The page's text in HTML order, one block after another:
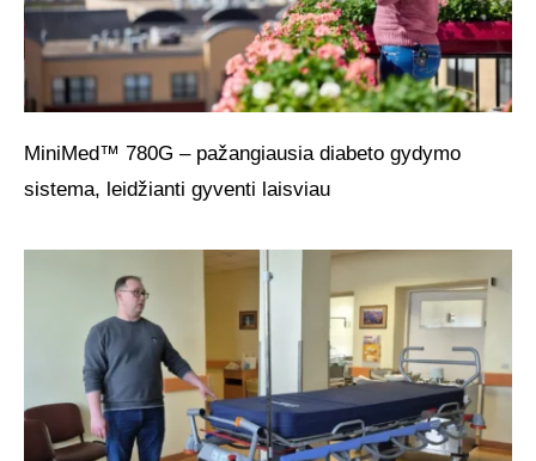
MiniMed™ 780G – pažangiausia diabeto gydymo
sistema, leidžianti gyventi laisviau